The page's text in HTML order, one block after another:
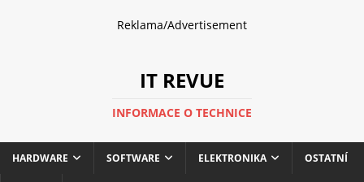
Reklama/Advertisement
IT REVUE
INFORMACE O TECHNICE
HARDWARE SOFTWARE ELEKTRONIKA OSTATNÍ